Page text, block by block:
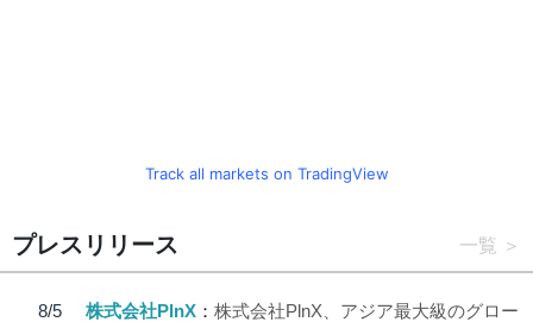
Track all markets on TradingView
プレスリリース 一覧
8/5
株式会社PlnX
株式会社PlnX、アジア最大級のグロー